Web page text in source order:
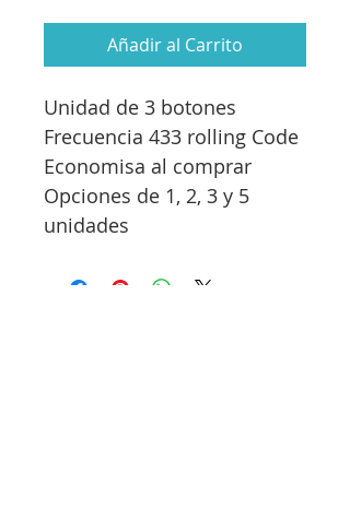
Añadir al Carrito
Unidad de 3 botones
Frecuencia 433 rolling Code
Economisa al comprar
Opciones de 1, 2, 3 y 5
unidades